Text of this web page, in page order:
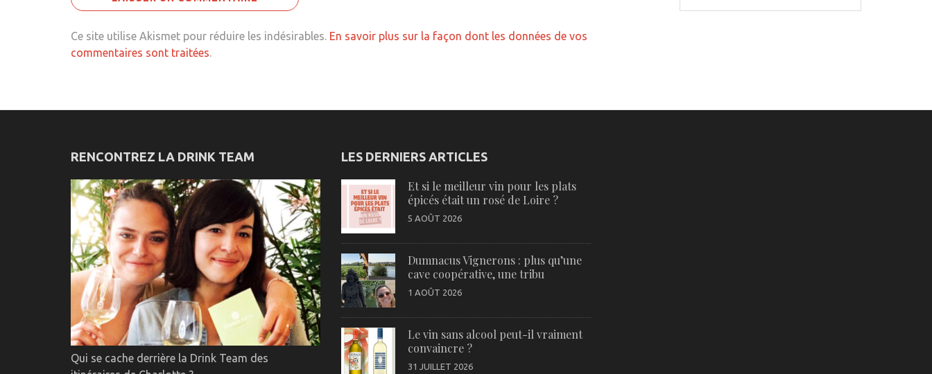
Ce site utilise Akismet pour réduire les indésirables. En savoir plus sur la façon dont les données de vos
commentaires sont traitées.
for:
RENCONTREZ LA DRINK TEAM
Qui se cache derrière la Drink Team des
LES DERNIERS ARTICLES
Et si le meilleur vin pour les plats
épicés était un rosé de Loire ?
5 AOÛT 2026
Dumnacus Vignerons : plus qu’une
cave coopérative, une tribu
1 AOÛT 2026
Le vin sans alcool peut-il vraiment
convaincre ?
31 JUILLET 2026